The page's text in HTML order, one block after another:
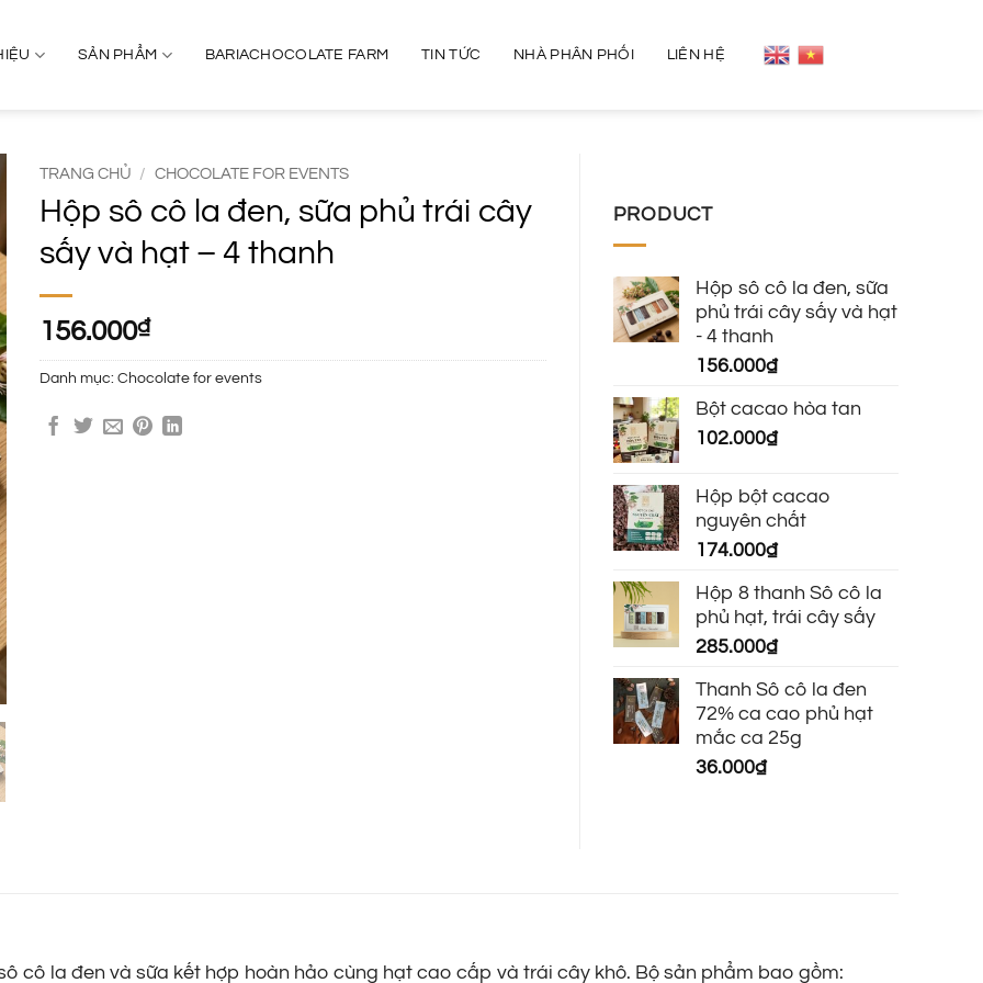
SẢN PHẨM BARIACHOCOLATE FARM TIN TỨC NHÀ PHÂN PHỐI LIÊN HỆ
TRANG CHỦ / CHOCOLATE FOR EVENTS
Hộp sô cô la đen, sữa phủ trái cây
sấy và hạt – 4 thanh
156.000₫
Danh mục: Chocolate for events
PRODUCT
Hộp sô cô la đen, sữa
phủ trái cây sấy và hạt
- 4 thanh
156.000₫
Bột cacao hòa tan
102.000₫
Hộp bột cacao
nguyên chất
174.000₫
Hộp 8 thanh Sô cô la
phủ hạt, trái cây sấy
285.000₫
Thanh Sô cô la đen
72% ca cao phủ hạt
mắc ca 25g
36.000₫
cô la đen và sữa kết hợp hoàn hảo cùng hạt cao cấp và trái cây khô. Bộ sản phẩm bao gồm: